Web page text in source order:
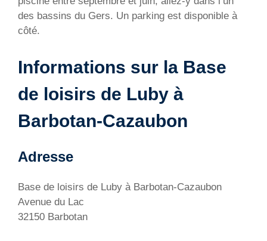
des bassins du Gers. Un parking est disponible à
côté.
Informations sur la Base
de loisirs de Luby à
Barbotan-Cazaubon
Adresse
Base de loisirs de Luby à Barbotan-Cazaubon
Avenue du Lac
32150 Barbotan